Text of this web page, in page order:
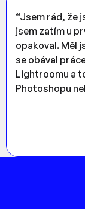
“Jsem rád, že
jsem zatím u
opakoval. Měl
se obával
Lightroomu a
Photoshopu